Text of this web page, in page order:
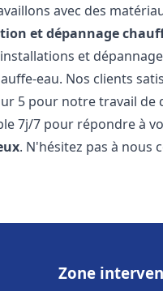
avec des
et dépannage
et
eau. Nos clients
5 pour notre travail
7j/7 pour répondre à
. N'hésitez pas à nous
Zone